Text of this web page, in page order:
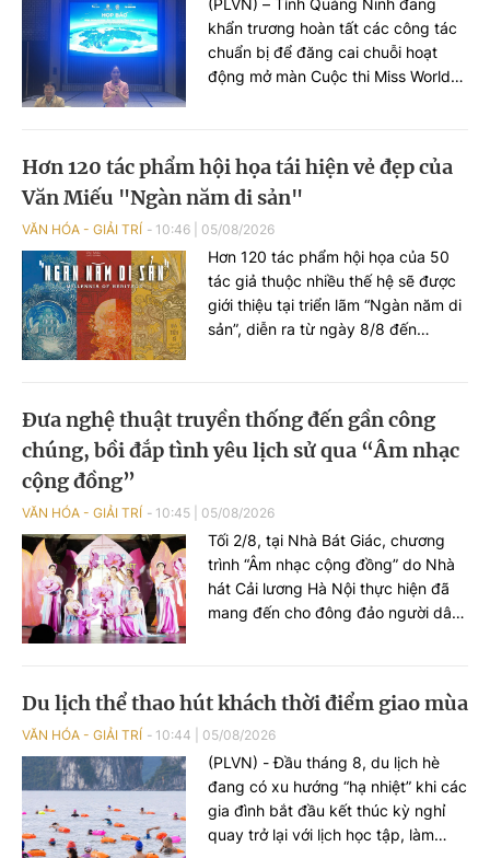
khẩn trương hoàn tất các công tác
chuẩn bị để đăng cai chuỗi hoạt
động mở màn Cuộc thi Miss World
nhiên, văn hóa, con người, môi
trường đầu tư và tiềm năng phát
triển của Quảng Ninh tới bạn bè
Hơn 120 tác phẩm hội họa tái hiện vẻ đẹp của
Văn Miếu "Ngàn năm di sản"
VĂN HÓA - GIẢI TRÍ 10:46 05/08/2026
Hơn 120 tác phẩm hội họa của 50
tác giả thuộc nhiều thế hệ sẽ được
giới thiệu tại triển lãm “Ngàn năm di
sản”, diễn ra từ ngày 8/8 đến
niệm 950 năm Quốc Tử Giám
(1076-2026), đồng thời hướng tới
Việt Nam (02/9/1945 - 02/9/2026).
Đưa nghệ thuật truyền thống đến gần công
chúng, bồi đắp tình yêu lịch sử qua “Âm nhạc
cộng đồng”
VĂN HÓA - GIẢI TRÍ 10:45 05/08/2026
Tối 2/8, tại Nhà Bát Giác, chương
trình “Âm nhạc cộng đồng” do Nhà
hát Cải lương Hà Nội thực hiện đã
mang đến cho đông đảo người dân
múa hòa quyện trong không gian
của phố đi bộ hồ Hoàn Kiếm. Đặc
biệt, chương trình có sự giao lưu
của các nghệ sĩ đến từ phương
Nam, góp phần tạo nên cuộc gặp
gỡ nghệ thuật giàu cảm xúc.
Du lịch thể thao hút khách thời điểm giao mùa
VĂN HÓA - GIẢI TRÍ 10:44 05/08/2026
(PLVN) - Đầu tháng 8, du lịch hè
đang có xu hướng “hạ nhiệt” khi các
gia đình bắt đầu kết thúc kỳ nghỉ
quay trở lại với lịch học tập, làm